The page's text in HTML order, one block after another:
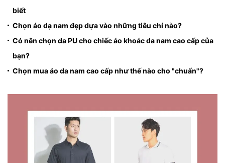
biết
Chọn áo dạ nam đẹp dựa vào những tiêu chí nào?
Có nên chọn da PU cho chiếc áo khoác da nam cao cấp của
bạn?
Chọn mua áo da nam cao cấp như thế nào cho "chuẩn"?